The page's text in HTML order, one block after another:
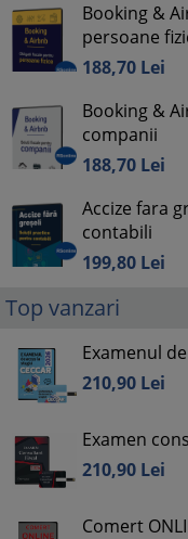
Booking &
persoane
188,70 Lei
Booking &
companii
188,70 Lei
Accize fara
contabili
199,80 Lei
Top vanzari
Examenul de
210,90 Lei
Examen
210,90 Lei
Comert